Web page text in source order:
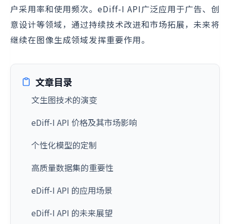
户采用率和使用频次。eDiff-I API广泛应用于广告、创
意设计等领域，通过持续技术改进和市场拓展，未来将
继续在图像生成领域发挥重要作用。
文章目录
文生图技术的演变
eDiff-I API 价格及其市场影响
个性化模型的定制
高质量数据集的重要性
eDiff-I API 的应用场景
eDiff-I API 的未来展望